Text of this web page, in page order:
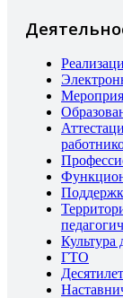
Культура
ГТО